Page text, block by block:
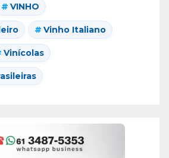
VINHO
Vinho Italiano
Vinícolas